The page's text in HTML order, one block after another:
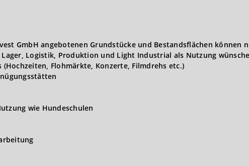
GmbH angebotenen Grundstücke und Bestandsflächen können
Logistik, Produktion und Light Industrial als Nutzung
Flohmärkte, Konzerte, Filmdrehs etc.)
wie Hundeschulen